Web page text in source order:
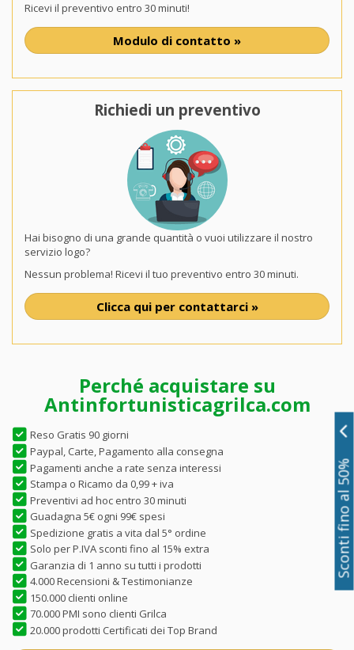
Ricevi il preventivo entro 30 minuti!
Modulo di contatto »
Richiedi un preventivo
Hai bisogno di una grande quantità o vuoi utilizzare il nostro
servizio logo?
Nessun problema! Ricevi il tuo preventivo entro 30 minuti.
Clicca qui per contattarci »
Perché acquistare su
Antinfortunisticagrilca.com
Reso Gratis 90 giorni
Paypal, Carte, Pagamento alla consegna
Pagamenti anche a rate senza interessi
Stampa o Ricamo da 0,99 + iva
Preventivi ad hoc entro 30 minuti
Guadagna 5€ ogni 99€ spesi
Spedizione gratis a vita dal 5° ordine
Solo per P.IVA sconti fino al 15% extra
Garanzia di 1 anno su tutti i prodotti
4.000 Recensioni & Testimonianze
150.000 clienti online
70.000 PMI sono clienti Grilca
20.000 prodotti Certificati dei Top Brand
Sconti fino al 50%